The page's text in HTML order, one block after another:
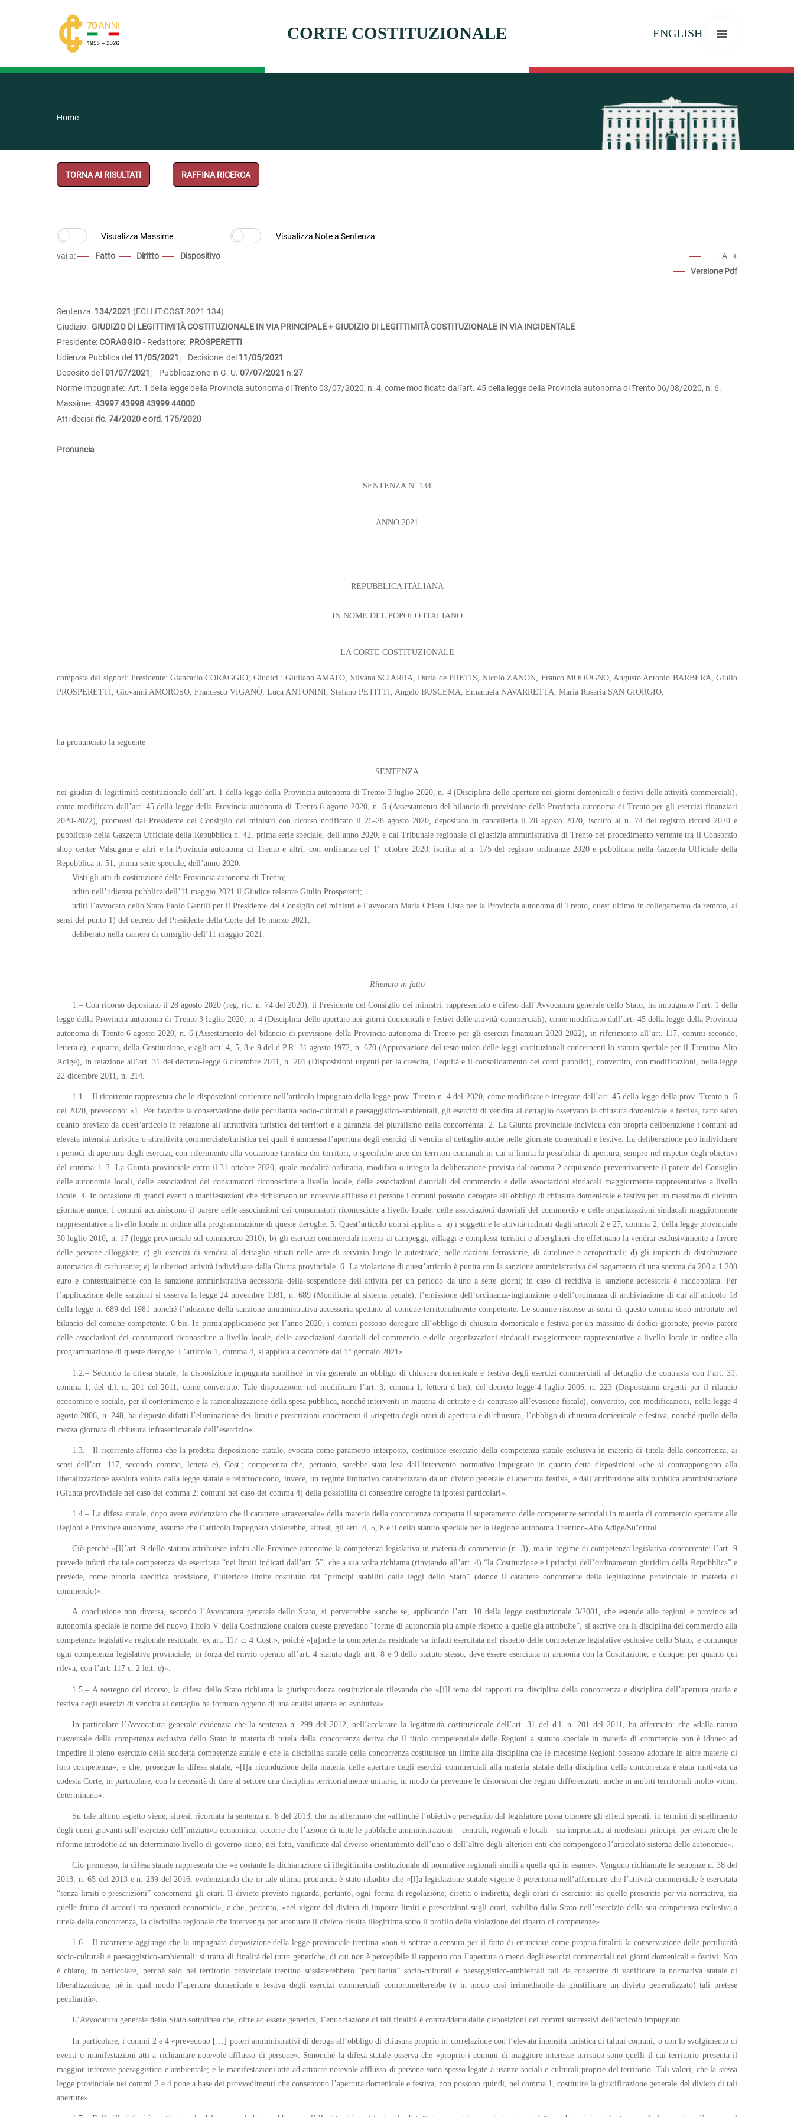
CORTE COSTITUZIONALE ENGLISH
Home
TORNA AI RISULTATI RAFFINA RICERCA
vai a: Fatto Diritto Dispositivo − A +
Versione Pdf
Sentenza 134/2021 (ECLI:IT:COST:2021:134)
Giudizio: GIUDIZIO DI LEGITTIMITÀ COSTITUZIONALE IN VIA PRINCIPALE + GIUDIZIO DI LEGITTIMITÀ COSTITUZIONALE IN VIA INCIDENTALE
Presidente:CORAGGIO- Redattore: PROSPERETTI
Udienza Pubblica del 11/05/2021; Decisione del 11/05/2021
Deposito de˙l 01/07/2021; Pubblicazione in G. U. 07/07/2021 n.27
Norme impugnate: Art. 1 della legge della Provincia autonoma di Trento 03/07/2020, n. 4, come modificato dall'art. 45 della legge della Provincia autonoma di Trento 06/08/2020, n. 6.
Massime: 43997439984399944000
Atti decisi: ric. 74/2020 e ord. 175/2020
Pronuncia
SENTENZA N. 134
ANNO 2021
REPUBBLICA ITALIANA
IN NOME DEL POPOLO ITALIANO
LA CORTE COSTITUZIONALE
composta dai signori: Presidente: Giancarlo CORAGGIO; Giudici : Giuliano AMATO, Silvana SCIARRA, Daria de PRETIS, Nicolò ZANON, Franco MODUGNO, Augusto Antonio BARBERA, Giulio
PROSPERETTI, Giovanni AMOROSO, Francesco VIGANÒ, Luca ANTONINI, Stefano PETITTI, Angelo BUSCEMA, Emanuela NAVARRETTA, Maria Rosaria SAN GIORGIO,
ha pronunciato la seguente
SENTENZA
nei giudizi di legittimità costituzionale dell’art. 1 della legge della Provincia autonoma di Trento 3 luglio 2020, n. 4 (Disciplina delle aperture nei giorni domenicali e festivi delle attività commerciali),
come modificato dall’art. 45 della legge della Provincia autonoma di Trento 6 agosto 2020, n. 6 (Assestamento del bilancio di previsione della Provincia autonoma di Trento per gli esercizi finanziari
2020-2022), promossi dal Presidente del Consiglio dei ministri con ricorso notificato il 25-28 agosto 2020, depositato in cancelleria il 28 agosto 2020, iscritto al n. 74 del registro ricorsi 2020 e
pubblicato nella Gazzetta Ufficiale della Repubblica n. 42, prima serie speciale, dell’anno 2020, e dal Tribunale regionale di giustizia amministrativa di Trento nel procedimento vertente tra il Consorzio
shop center Valsugana e altri e la Provincia autonoma di Trento e altri, con ordinanza del 1° ottobre 2020, iscritta al n. 175 del registro ordinanze 2020 e pubblicata nella Gazzetta Ufficiale della
Repubblica n. 51, prima serie speciale, dell’anno 2020.
Visti gli atti di costituzione della Provincia autonoma di Trento;
udito nell’udienza pubblica dell’11 maggio 2021 il Giudice relatore Giulio Prosperetti;
uditi l’avvocato dello Stato Paolo Gentili per il Presidente del Consiglio dei ministri e l’avvocato Maria Chiara Lista per la Provincia autonoma di Trento, quest’ultimo in collegamento da remoto, ai
sensi del punto 1) del decreto del Presidente della Corte del 16 marzo 2021;
deliberato nella camera di consiglio dell’11 maggio 2021.
Ritenuto in fatto
1.– Con ricorso depositato il 28 agosto 2020 (reg. ric. n. 74 del 2020), il Presidente del Consiglio dei ministri, rappresentato e difeso dall’Avvocatura generale dello Stato, ha impugnato l’art. 1 della
legge della Provincia autonoma di Trento 3 luglio 2020, n. 4 (Disciplina delle aperture nei giorni domenicali e festivi delle attività commerciali), come modificato dall’art. 45 della legge della Provincia
autonoma di Trento 6 agosto 2020, n. 6 (Assestamento del bilancio di previsione della Provincia autonoma di Trento per gli esercizi finanziari 2020-2022), in riferimento all’art. 117, commi secondo,
lettera e), e quarto, della Costituzione, e agli artt. 4, 5, 8 e 9 del d.P.R. 31 agosto 1972, n. 670 (Approvazione del testo unico delle leggi costituzionali concernenti lo statuto speciale per il Trentino-Alto
Adige), in relazione all’art. 31 del decreto-legge 6 dicembre 2011, n. 201 (Disposizioni urgenti per la crescita, l’equità e il consolidamento dei conti pubblici), convertito, con modificazioni, nella legge
22 dicembre 2011, n. 214.
1.1.– Il ricorrente rappresenta che le disposizioni contenute nell’articolo impugnato della legge prov. Trento n. 4 del 2020, come modificate e integrate dall’art. 45 della legge della prov. Trento n. 6
del 2020, prevedono: «1. Per favorire la conservazione delle peculiarità socio-culturali e paesaggistico-ambientali, gli esercizi di vendita al dettaglio osservano la chiusura domenicale e festiva, fatto salvo
quanto previsto da quest’articolo in relazione all’attrattività turistica dei territori e a garanzia del pluralismo nella concorrenza. 2. La Giunta provinciale individua con propria deliberazione i comuni ad
elevata intensità turistica o attrattività commerciale/turistica nei quali è ammessa l’apertura degli esercizi di vendita al dettaglio anche nelle giornate domenicali e festive. La deliberazione può individuare
i periodi di apertura degli esercizi, con riferimento alla vocazione turistica dei territori, o specifiche aree dei territori comunali in cui si limita la possibilità di apertura, sempre nel rispetto degli obiettivi
del comma 1. 3. La Giunta provinciale entro il 31 ottobre 2020, quale modalità ordinaria, modifica o integra la deliberazione prevista dal comma 2 acquisendo preventivamente il parere del Consiglio
delle autonomie locali, delle associazioni dei consumatori riconosciute a livello locale, delle associazioni datoriali del commercio e delle associazioni sindacali maggiormente rappresentative a livello
locale. 4. In occasione di grandi eventi o manifestazioni che richiamano un notevole afflusso di persone i comuni possono derogare all’obbligo di chiusura domenicale e festiva per un massimo di diciotto
giornate annue. I comuni acquisiscono il parere delle associazioni dei consumatori riconosciute a livello locale, delle associazioni datoriali del commercio e delle organizzazioni sindacali maggiormente
rappresentative a livello locale in ordine alla programmazione di queste deroghe. 5. Quest’articolo non si applica a: a) i soggetti e le attività indicati dagli articoli 2 e 27, comma 2, della legge provinciale
30 luglio 2010, n. 17 (legge provinciale sul commercio 2010); b) gli esercizi commerciali interni ai campeggi, villaggi e complessi turistici e alberghieri che effettuano la vendita esclusivamente a favore
delle persone alloggiate; c) gli esercizi di vendita al dettaglio situati nelle aree di servizio lungo le autostrade, nelle stazioni ferroviarie, di autolinee e aeroportuali; d) gli impianti di distribuzione
automatica di carburante; e) le ulteriori attività individuate dalla Giunta provinciale. 6. La violazione di quest’articolo è punita con la sanzione amministrativa del pagamento di una somma da 200 a 1.200
euro e contestualmente con la sanzione amministrativa accessoria della sospensione dell’attività per un periodo da uno a sette giorni; in caso di recidiva la sanzione accessoria è raddoppiata. Per
l’applicazione delle sanzioni si osserva la legge 24 novembre 1981, n. 689 (Modifiche al sistema penale); l’emissione dell’ordinanza-ingiunzione o dell’ordinanza di archiviazione di cui all’articolo 18
della legge n. 689 del 1981 nonché l’adozione della sanzione amministrativa accessoria spettano al comune territorialmente competente. Le somme riscosse ai sensi di questo comma sono introitate nel
bilancio del comune competente. 6-bis. In prima applicazione per l’anno 2020, i comuni possono derogare all’obbligo di chiusura domenicale e festiva per un massimo di dodici giornate, previo parere
delle associazioni dei consumatori riconosciute a livello locale, delle associazioni datoriali del commercio e delle organizzazioni sindacali maggiormente rappresentative a livello locale in ordine alla
programmazione di queste deroghe. L’articolo 1, comma 4, si applica a decorrere dal 1° gennaio 2021».
1.2.– Secondo la difesa statale, la disposizione impugnata stabilisce in via generale un obbligo di chiusura domenicale e festiva degli esercizi commerciali al dettaglio che contrasta con l’art. 31,
comma 1, del d.l. n. 201 del 2011, come convertito. Tale disposizione, nel modificare l’art. 3, comma 1, lettera d-bis), del decreto-legge 4 luglio 2006, n. 223 (Disposizioni urgenti per il rilancio
economico e sociale, per il contenimento e la razionalizzazione della spesa pubblica, nonché interventi in materia di entrate e di contrasto all’evasione fiscale), convertito, con modificazioni, nella legge 4
agosto 2006, n. 248, ha disposto difatti l’eliminazione dei limiti e prescrizioni concernenti il «rispetto degli orari di apertura e di chiusura, l’obbligo di chiusura domenicale e festiva, nonché quello della
mezza giornata di chiusura infrasettimanale dell’esercizio».
1.3.– Il ricorrente afferma che la predetta disposizione statale, evocata come parametro interposto, costituisce esercizio della competenza statale esclusiva in materia di tutela della concorrenza, ai
sensi dell’art. 117, secondo comma, lettera e), Cost.; competenza che, pertanto, sarebbe stata lesa dall’intervento normativo impugnato in quanto detta disposizioni «che si contrappongono alla
liberalizzazione assoluta voluta dalla legge statale e reintroducono, invece, un regime limitativo caratterizzato da un divieto generale di apertura festiva, e dall’attribuzione alla pubblica amministrazione
(Giunta provinciale nel caso del comma 2; comuni nel caso del comma 4) della possibilità di consentire deroghe in ipotesi particolari».
1.4.– La difesa statale, dopo avere evidenziato che il carattere «trasversale» della materia della concorrenza comporta il superamento delle competenze settoriali in materia di commercio spettante alle
Regioni e Province autonome, assume che l’articolo impugnato violerebbe, altresì, gli artt. 4, 5, 8 e 9 dello statuto speciale per la Regione autonoma Trentino-Alto Adige/Su¨dtirol.
Ciò perché «[l]’art. 9 dello statuto attribuisce infatti alle Province autonome la competenza legislativa in materia di commercio (n. 3), ma in regime di competenza legislativa concorrente: l’art. 9
prevede infatti che tale competenza sia esercitata “nei limiti indicati dall’art. 5”, che a sua volta richiama (rinviando all’art. 4) “la Costituzione e i principi dell’ordinamento giuridico della Repubblica” e
prevede, come propria specifica previsione, l’ulteriore limite costituito dai “principi stabiliti dalle leggi dello Stato” (donde il carattere concorrente della legislazione provinciale in materia di
commercio)».
A conclusione non diversa, secondo l’Avvocatura generale dello Stato, si perverrebbe «anche se, applicando l’art. 10 della legge costituzionale 3/2001, che estende alle regioni e province ad
autonomia speciale le norme del nuovo Titolo V della Costituzione qualora queste prevedano “forme di autonomia più ampie rispetto a quelle già attribuite”, si ascrive ora la disciplina del commercio alla
competenza legislativa regionale residuale, ex art. 117 c. 4 Cost.», poiché «[a]nche la competenza residuale va infatti esercitata nel rispetto delle competenze legislative esclusive dello Stato, e comunque
ogni competenza legislativa provinciale, in forza del rinvio operato all’art. 4 statuto dagli artt. 8 e 9 dello statuto stesso, deve essere esercitata in armonia con la Costituzione, e dunque, per quanto qui
rileva, con l’art. 117 c. 2 lett. e)».
1.5.– A sostegno del ricorso, la difesa dello Stato richiama la giurisprudenza costituzionale rilevando che «[i]l tema dei rapporti tra disciplina della concorrenza e disciplina dell’apertura oraria e
festiva degli esercizi di vendita al dettaglio ha formato oggetto di una analisi attenta ed evolutiva».
In particolare l’Avvocatura generale evidenzia che la sentenza n. 299 del 2012, nell’acclarare la legittimità costituzionale dell’art. 31 del d.l. n. 201 del 2011, ha affermato: che «dalla natura
trasversale della competenza esclusiva dello Stato in materia di tutela della concorrenza deriva che il titolo competenziale delle Regioni a statuto speciale in materia di commercio non è idoneo ad
impedire il pieno esercizio della suddetta competenza statale e che la disciplina statale della concorrenza costituisce un limite alla disciplina che le medesime Regioni possono adottare in altre materie di
loro competenza»; e che, prosegue la difesa statale, «[l]a riconduzione della materia delle aperture degli esercizi commerciali alla materia statale della disciplina della concorrenza è stata motivata da
codesta Corte, in particolare, con la necessità di dare al settore una disciplina territorialmente unitaria, in modo da prevenire le distorsioni che regimi differenziati, anche in ambiti territoriali molto vicini,
determinano».
Su tale ultimo aspetto viene, altresì, ricordata la sentenza n. 8 del 2013, che ha affermato che «affinché l’obiettivo perseguito dal legislatore possa ottenere gli effetti sperati, in termini di snellimento
degli oneri gravanti sull’esercizio dell’iniziativa economica, occorre che l’azione di tutte le pubbliche amministrazioni – centrali, regionali e locali – sia improntata ai medesimi principi, per evitare che le
riforme introdotte ad un determinato livello di governo siano, nei fatti, vanificate dal diverso orientamento dell’uno o dell’altro degli ulteriori enti che compongono l’articolato sistema delle autonomie».
Ciò premesso, la difesa statale rappresenta che «è costante la dichiarazione di illegittimità costituzionale di normative regionali simili a quella qui in esame». Vengono richiamate le sentenze n. 38 del
2013, n. 65 del 2013 e n. 239 del 2016, evidenziando che in tale ultima pronuncia è stato ribadito che «[l]a legislazione statale vigente è perentoria nell’affermare che l’attività commerciale è esercitata
“senza limiti e prescrizioni” concernenti gli orari. Il divieto previsto riguarda, pertanto, ogni forma di regolazione, diretta o indiretta, degli orari di esercizio: sia quelle prescritte per via normativa, sia
quelle frutto di accordi tra operatori economici», e che, pertanto, «nel vigore del divieto di imporre limiti e prescrizioni sugli orari, stabilito dallo Stato nell’esercizio della sua competenza esclusiva a
tutela della concorrenza, la disciplina regionale che intervenga per attenuare il divieto risulta illegittima sotto il profilo della violazione del riparto di competenze».
1.6.– Il ricorrente aggiunge che la impugnata disposizione della legge provinciale trentina «non si sottrae a censura per il fatto di enunciare come propria finalità la conservazione delle peculiarità
socio-culturali e paesaggistico-ambientali: si tratta di finalità del tutto generiche, di cui non è percepibile il rapporto con l’apertura o meno degli esercizi commerciali nei giorni domenicali e festivi. Non
è chiaro, in particolare, perché solo nel territorio provinciale trentino sussisterebbero “peculiarità” socio-culturali e paesaggistico-ambientali tali da consentire di vanificare la normativa statale di
liberalizzazione; né in qual modo l’apertura domenicale e festiva degli esercizi commerciali comprometterebbe (e in modo così irrimediabile da giustificare un divieto generalizzato) tali pretese
peculiarità».
L’Avvocatura generale dello Stato sottolinea che, oltre ad essere generica, l’enunciazione di tali finalità è contraddetta dalle disposizioni dei commi successivi dell’articolo impugnato.
In particolare, i commi 2 e 4 «prevedono […] poteri amministrativi di deroga all’obbligo di chiusura proprio in correlazione con l’elevata intensità turistica di taluni comuni, o con lo svolgimento di
eventi o manifestazioni atti a richiamare notevole afflusso di persone». Senonché la difesa statale osserva che «proprio i comuni di maggiore interesse turistico sono quelli il cui territorio presenta il
maggior interesse paesaggistico e ambientale; e le manifestazioni atte ad attrarre notevole afflusso di persone sono spesso legate a usanze sociali e culturali proprie del territorio. Tali valori, che la stessa
legge provinciale nei commi 2 e 4 pone a base dei provvedimenti che consentono l’apertura domenicale e festiva, non possono quindi, nel comma 1, costituire la giustificazione generale del divieto di tali
aperture».